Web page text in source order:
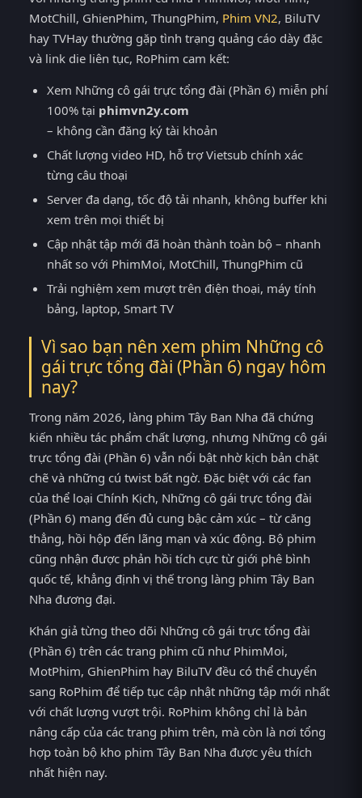
MotChill, GhienPhim, ThungPhim, Phim VN2, BiluTV
hay TVHay thường gặp tình trạng quảng cáo dày đặc
và link die liên tục, RoPhim cam kết:
Xem Những cô gái trực tổng đài (Phần 6) miễn phí
100% tại phimvn2y.com
– không cần đăng ký tài khoản
Chất lượng video HD, hỗ trợ Vietsub chính xác
từng câu thoại
Server đa dạng, tốc độ tải nhanh, không buffer khi
xem trên mọi thiết bị
Cập nhật tập mới đã hoàn thành toàn bộ – nhanh
nhất so với PhimMoi, MotChill, ThungPhim cũ
Trải nghiệm xem mượt trên điện thoại, máy tính
bảng, laptop, Smart TV
Vì sao bạn nên xem phim Những cô
gái trực tổng đài (Phần 6) ngay hôm
nay?
Trong năm 2026, làng phim Tây Ban Nha đã chứng
kiến nhiều tác phẩm chất lượng, nhưng Những cô gái
trực tổng đài (Phần 6) vẫn nổi bật nhờ kịch bản chặt
chẽ và những cú twist bất ngờ. Đặc biệt với các fan
của thể loại Chính Kịch, Những cô gái trực tổng đài
(Phần 6) mang đến đủ cung bậc cảm xúc – từ căng
thẳng, hồi hộp đến lãng mạn và xúc động. Bộ phim
cũng nhận được phản hồi tích cực từ giới phê bình
quốc tế, khẳng định vị thế trong làng phim Tây Ban
Nha đương đại.
Khán giả từng theo dõi Những cô gái trực tổng đài
(Phần 6) trên các trang phim cũ như PhimMoi,
MotPhim, GhienPhim hay BiluTV đều có thể chuyển
sang RoPhim để tiếp tục cập nhật những tập mới nhất
với chất lượng vượt trội. RoPhim không chỉ là bản
nâng cấp của các trang phim trên, mà còn là nơi tổng
hợp toàn bộ kho phim Tây Ban Nha được yêu thích
nhất hiện nay.